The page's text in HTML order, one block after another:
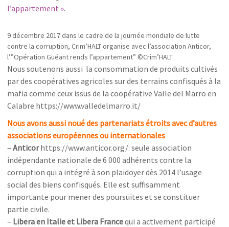
l’appartement ».
9 décembre 2017 dans le cadre de la journée mondiale de lutte
contre la corruption, Crim’HALT organise avec l’association Anticor,
l’”Opération Guéant rends l’appartement” ©Crim’HALT
Nous soutenons aussi la consommation de produits cultivés
par des coopératives agricoles sur des terrains confisqués à la
mafia comme ceux issus de la coopérative Valle del Marro en
Calabre https://www.valledelmarro.it/
Nous avons aussi noué des partenariats étroits avec d’autres
associations européennes ou internationales
–Anticorhttps://www.anticor.org/: seule association
indépendante nationale de 6 000 adhérents contre la
corruption qui a intégré à son plaidoyer dès 2014 l’usage
social des biens confisqués. Elle est suffisamment
importante pour mener des poursuites et se constituer
partie civile.
– Libera en Italie et Libera Francequi a activement participé